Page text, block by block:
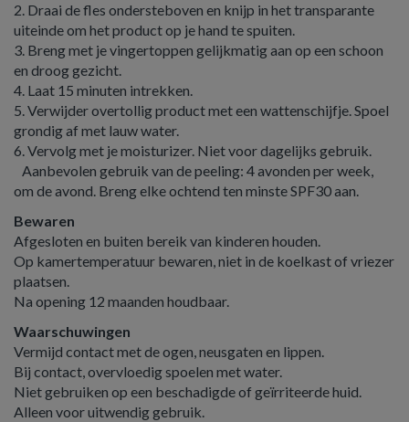
2. Draai de fles ondersteboven en knijp in het transparante
uiteinde om het product op je hand te spuiten.
3. Breng met je vingertoppen gelijkmatig aan op een schoon
en droog gezicht.
4. Laat 15 minuten intrekken.
5. Verwijder overtollig product met een wattenschijfje. Spoel
grondig af met lauw water.
6. Vervolg met je moisturizer. Niet voor dagelijks gebruik.
Aanbevolen gebruik van de peeling: 4 avonden per week,
om de avond. Breng elke ochtend ten minste SPF30 aan.
Bewaren
Afgesloten en buiten bereik van kinderen houden.
Op kamertemperatuur bewaren, niet in de koelkast of vriezer
plaatsen.
Na opening 12 maanden houdbaar.
Waarschuwingen
Vermijd contact met de ogen, neusgaten en lippen.
Bij contact, overvloedig spoelen met water.
Niet gebruiken op een beschadigde of geïrriteerde huid.
Alleen voor uitwendig gebruik.